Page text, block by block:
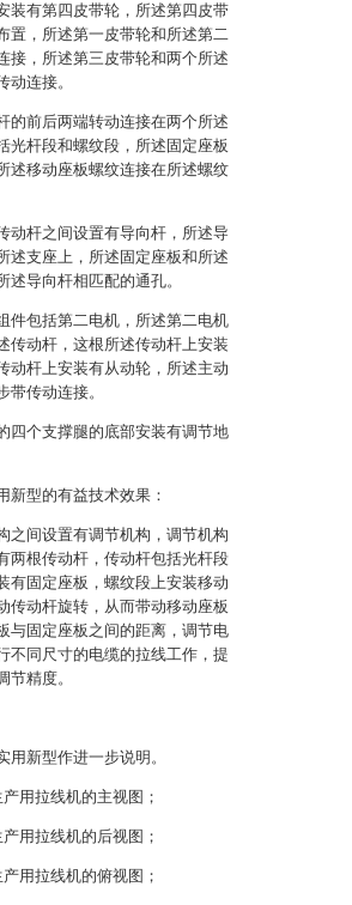
装有第四皮带轮，所述第四皮带
置，所述第一皮带轮和所述第二
接，所述第三皮带轮和两个所述
动连接。
的前后两端转动连接在两个所述
光杆段和螺纹段，所述固定座板
述移动座板螺纹连接在所述螺纹
动杆之间设置有导向杆，所述导
述支座上，所述固定座板和所述
导向杆相匹配的通孔。
件包括第二电机，所述第二电机
传动杆，这根所述传动杆上安装
动杆上安装有从动轮，所述主动
带传动连接。
四个支撑腿的底部安装有调节地
新型的有益技术效果：
之间设置有调节机构，调节机构
两根传动杆，传动杆包括光杆段
有固定座板，螺纹段上安装移动
传动杆旋转，从而带动移动座板
与固定座板之间的距离，调节电
不同尺寸的电缆的拉线工作，提
节精度。
新型作进一步说明。
用拉线机的主视图；
用拉线机的后视图；
用拉线机的俯视图；